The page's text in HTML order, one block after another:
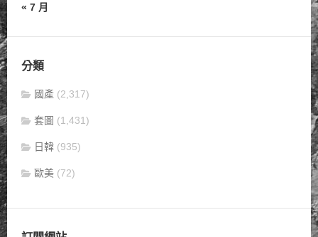
« 7 月
分類
國產 (2,317)
套圖 (1,431)
日韓 (935)
歐美 (72)